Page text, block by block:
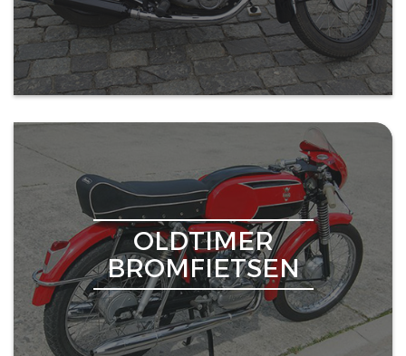
OLDTIMER
BROMFIETSEN